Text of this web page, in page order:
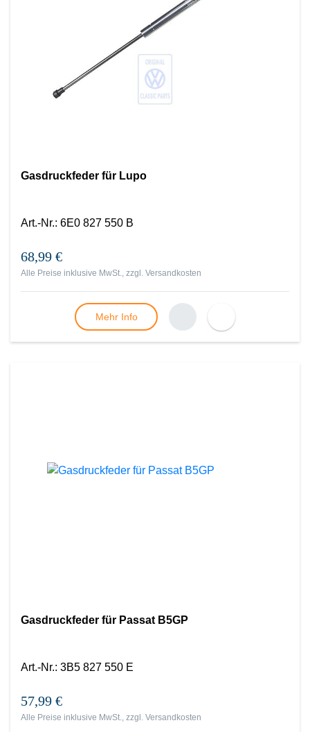
Gasdruckfeder für Lupo
Art.-Nr.: 6E0 827 550 B
68,99 €
Alle Preise inklusive MwSt., zzgl. Versandkosten
Mehr Info
Gasdruckfeder für Passat B5GP
Art.-Nr.: 3B5 827 550 E
57,99 €
Alle Preise inklusive MwSt., zzgl. Versandkosten